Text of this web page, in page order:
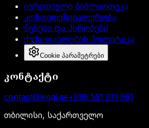
იურიდიული ბიბლიოთეკა
კონფიდენციალურობა
წესები და პირობები
ქუქი-ფაილების პოლიტიკა
Cookie პარამეტრები
კონტაქტი
contact@legal.ge+995 551 911 961
თბილისი, საქართველო